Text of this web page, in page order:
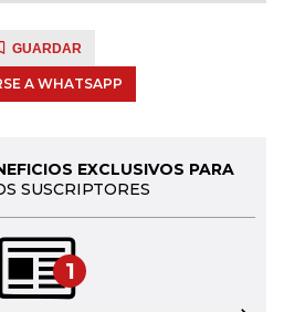
GUARDAR
A WHATSAPP
EXCLUSIVOS PARA
SUSCRIPTORES
1